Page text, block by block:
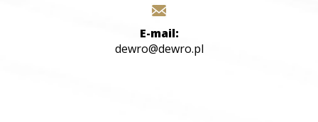
E-mail:
dewro@dewro.pl